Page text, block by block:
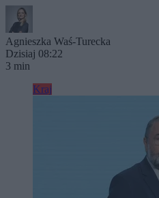
Agnieszka Waś-Turecka
Dzisiaj 08:22
3 min
Kraj